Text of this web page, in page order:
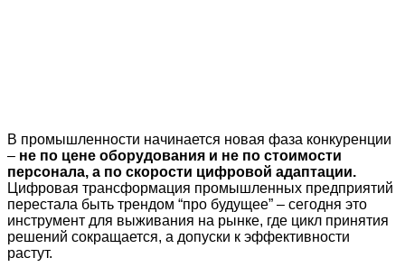
В промышленности начинается новая фаза конкуренции
– не по цене оборудования и не по стоимости
персонала, а по скорости цифровой адаптации.
Цифровая трансформация промышленных предприятий
перестала быть трендом “про будущее” – сегодня это
инструмент для выживания на рынке, где цикл принятия
решений сокращается, а допуски к эффективности
растут.